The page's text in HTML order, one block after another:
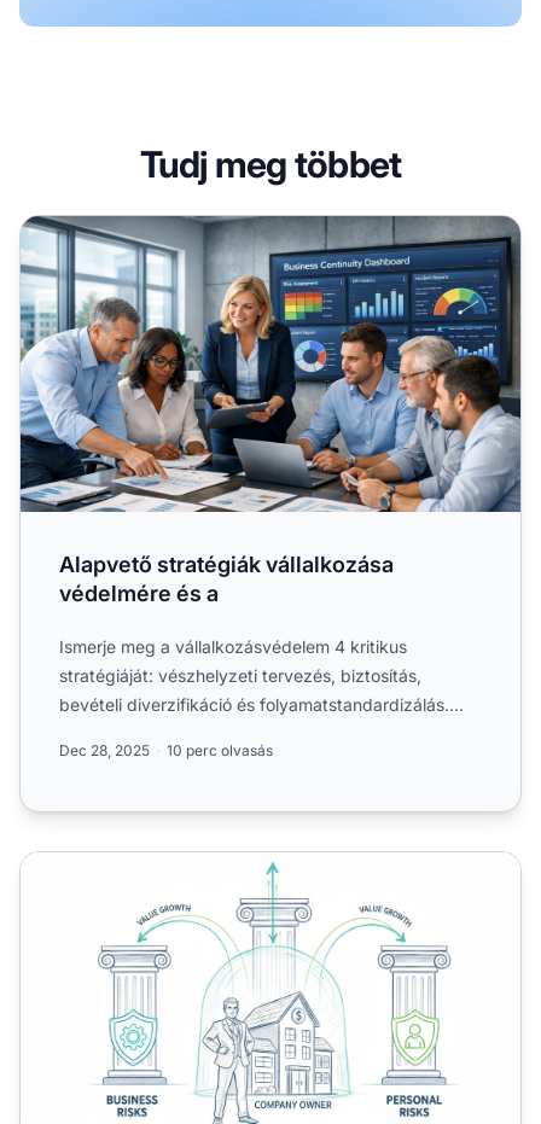
Tudj meg többet
Alapvető stratégiák vállalkozása védelmére és a
Alapvető stratégiák vállalkozása
védelmére és a
Ismerje meg a vállalkozásvédelem 4 kritikus
stratégiáját: vészhelyzeti tervezés, biztosítás,
bevételi diverzifikáció és folyamatstandardizálás.
Dec 28, 2025 10 perc olvasás
Miért fontos vállalkozásod védelme, ha eladni tervezed?